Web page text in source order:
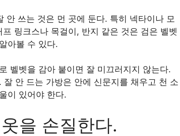
안 쓰는 것은 먼 곳에 둔다. 특히 넥타이나 모
링크스나 목걸이, 반지 같은 것은 검은 벨벳
아볼 수 있다.
벨벳을 감아 붙이면 잘 미끄러지지 않는다.
안 드는 가방은 안에 신문지를 채우고 천 소
이 있어야 한다.
을 손질한다.